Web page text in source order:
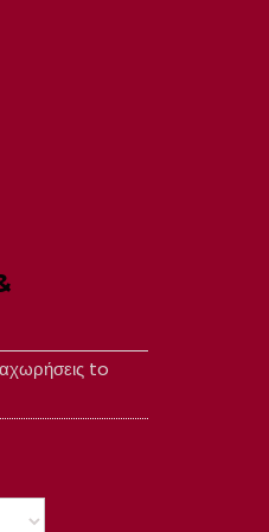
to